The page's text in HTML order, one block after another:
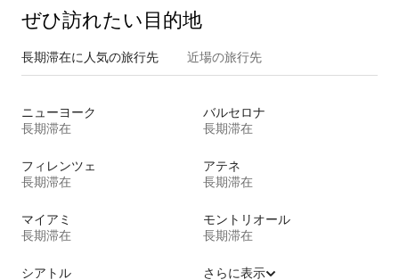
ぜひ訪⁠れ⁠た⁠い目⁠的⁠地
長期滞在に人気の旅行先 近場の旅行先
ニューヨーク
長期滞在
バルセロナ
長期滞在
フィレンツェ
長期滞在
アテネ
長期滞在
マイアミ
長期滞在
モントリオール
長期滞在
シアトル さらに表示